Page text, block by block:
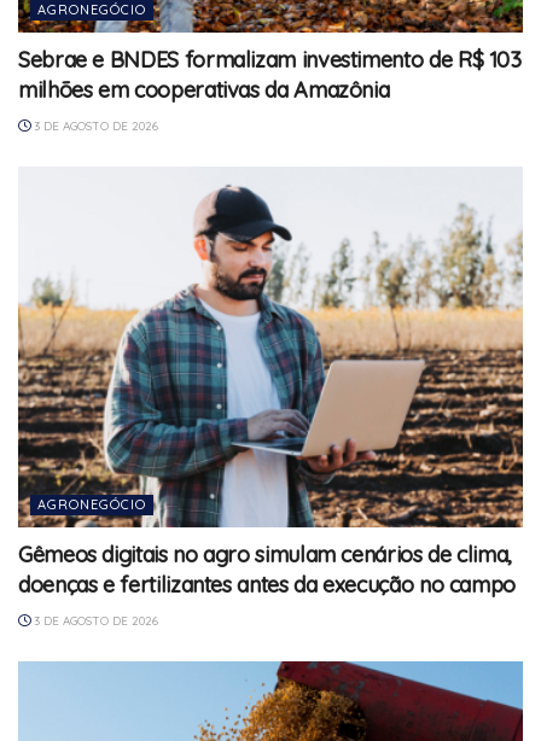
AGRONEGÓCIO
Sebrae e BNDES formalizam investimento de R$ 103
milhões em cooperativas da Amazônia
3 DE AGOSTO DE 2026
AGRONEGÓCIO
Gêmeos digitais no agro simulam cenários de clima,
doenças e fertilizantes antes da execução no campo
3 DE AGOSTO DE 2026